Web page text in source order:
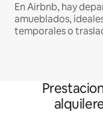
En Airbnb, hay
amueblados,
temporales o